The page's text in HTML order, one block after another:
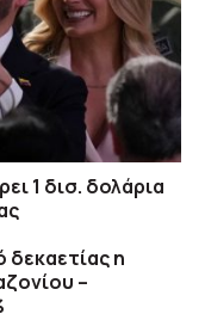
1 δισ. δολάρια
δεκαετίας η
–